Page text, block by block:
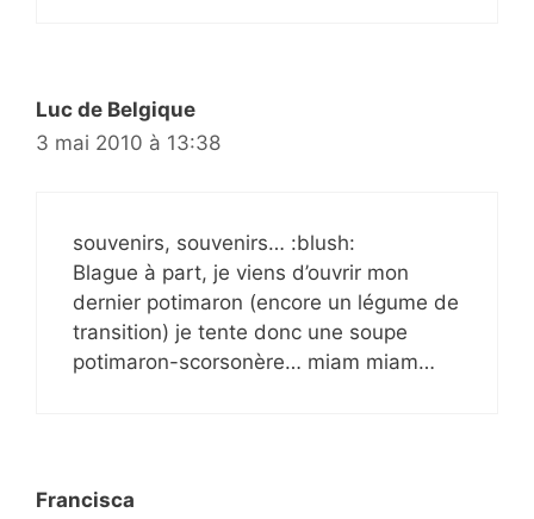
Luc de Belgique
3 mai 2010 à 13:38
souvenirs, souvenirs… :blush:
Blague à part, je viens d’ouvrir mon
dernier potimaron (encore un légume de
transition) je tente donc une soupe
potimaron-scorsonère… miam miam…
Francisca